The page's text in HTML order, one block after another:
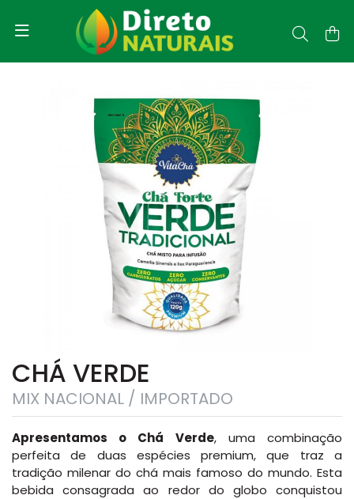
CHÁ VERDE
MIX NACIONAL / IMPORTADO
Apresentamos o Chá Verde, uma combinação
perfeita de duas espécies premium, que traz a
tradição milenar do chá mais famoso do mundo. Esta
bebida consagrada ao redor do globo conquistou